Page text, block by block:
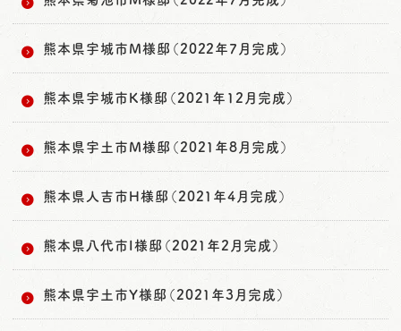
熊本県宇城市M様邸（2022年7月完成）
熊本県宇城市K様邸（2021年12月完成）
熊本県宇土市M様邸（2021年8月完成）
熊本県人吉市H様邸（2021年4月完成）
熊本県八代市I様邸（2021年2月完成）
熊本県宇土市Y様邸（2021年3月完成）